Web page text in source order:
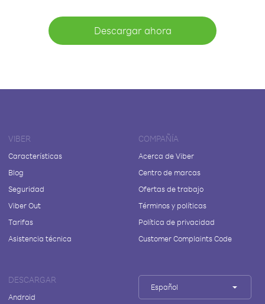
Descargar ahora
VIBER
Características
Blog
Seguridad
Viber Out
Tarifas
Asistencia técnica
COMPAÑÍA
Acerca de Viber
Centro de marcas
Ofertas de trabajo
Términos y políticas
Política de privacidad
Customer Complaints Code
DESCARGAR
Android
Español